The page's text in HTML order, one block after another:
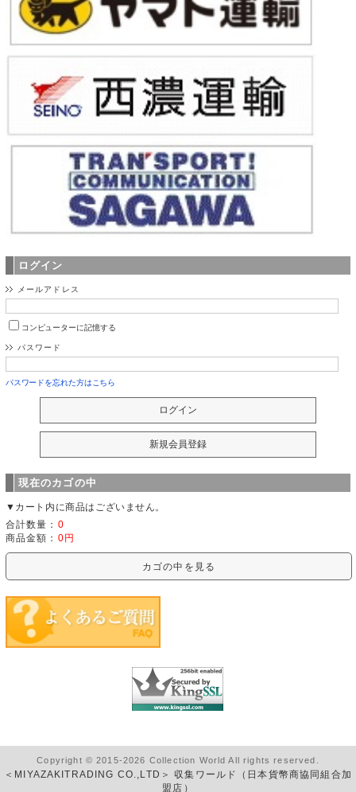
ログイン
メールアドレス
コンピューターに記憶する
パスワード
パスワードを忘れた方はこちら
現在のカゴの中
▼カート内に商品はございません。
合計数量： 0
商品金額： 0円
カゴの中を見る
Copyright © 2015-2026 Collection World All rights reserved.
＜MIYAZAKITRADING CO.,LTD＞ 収集ワールド（日本貨幣商協同組合加
盟店）